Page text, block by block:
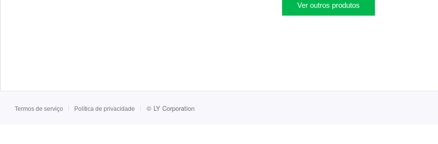
Ver outros produtos
Termos de serviço Política de privacidade © LY Corporation